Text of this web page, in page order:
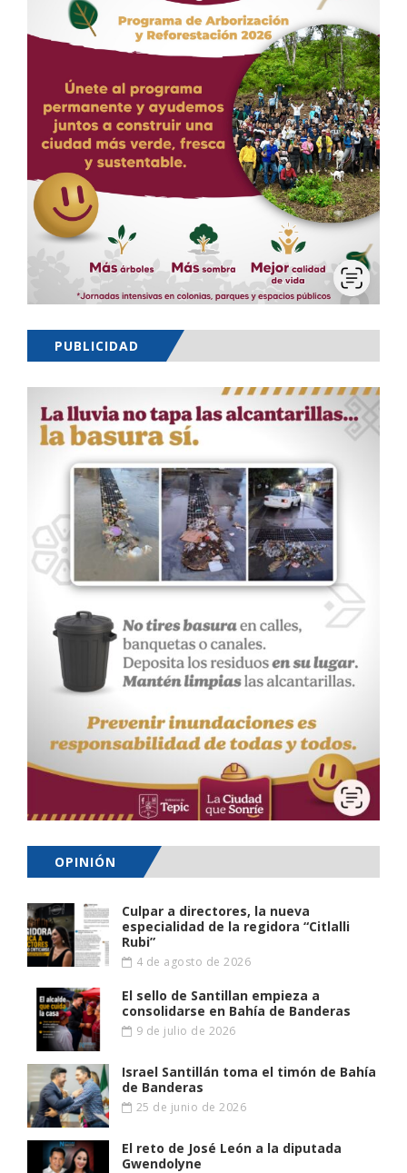
PUBLICIDAD
OPINIÓN
Culpar a directores, la nueva
especialidad de la regidora “Citlalli
Rubi”
4 de agosto de 2026
El sello de Santillan empieza a
consolidarse en Bahía de Banderas
9 de julio de 2026
Israel Santillán toma el timón de Bahía
de Banderas
25 de junio de 2026
El reto de José León a la diputada
Gwendolyne